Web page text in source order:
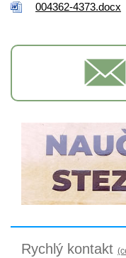
004362-4373.docx
Rychlý kontakt